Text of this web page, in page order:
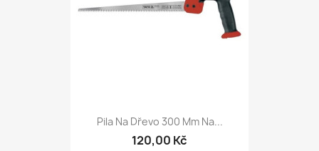
Pila Na Dřevo 300 Mm Na...
120,00 Kč